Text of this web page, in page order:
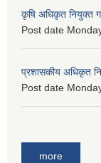
कृषि अधिकृत नियुक्त
Post date
प्रशासकीय अधिकृत
Post date
more